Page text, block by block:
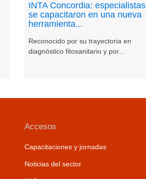
INTA Concordia: especialistas
se capacitaron en una nueva
herramienta...
Reconocido por su trayectoria en
diagnóstico fitosanitario y por...
Accesos
Capacitaciones y jornadas
Noticias del sector